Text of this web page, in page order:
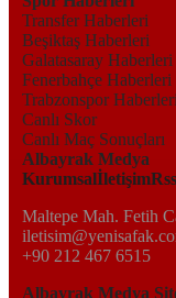
Transfer Haberleri
Beşiktaş Haberleri
Galatasaray Haberleri
Fenerbahçe Haberleri
Trabzonspor Haberleri
Canlı Skor
Canlı Maç Sonuçları
Albayrak Medya
KurumsalİletişimRss
Maltepe Mah. Fetih
+90 212 467 6515
Albayrak Medya